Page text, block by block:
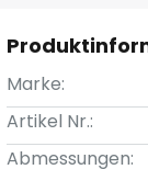
Marke:
Artikel Nr.:
Abmessungen: